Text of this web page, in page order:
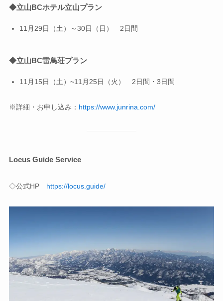
◆立山BCホテル立山プラン
11月29日（土）～30日（日） 2日間
◆立山BC雷鳥荘プラン
11月15日（土）~11月25日（火） 2日間・3日間
※詳細・お申し込み： https://www.junrina.com/
Locus Guide Service
◇公式HP https://locus.guide/